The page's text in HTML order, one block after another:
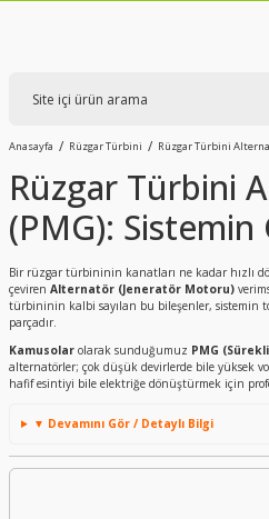
Anasayfa Rüzgar Türbini Rüzgar Türbini
Rüzgar Türbini
(PMG):
Bir rüzgar türbininin kanatları ne kadar hızlı
çeviren Alternatör (Jeneratör Motoru)
türbininin kalbi sayılan bu bileşenler, sistemin
parçadır.
Kamusolar olarak sunduğumuz PMG
alternatörler; çok düşük devirlerde bile yüksek
hafif esintiyi bile elektriğe dönüştürmek için
▼ Devamını Gör / Detaylı Bilgi